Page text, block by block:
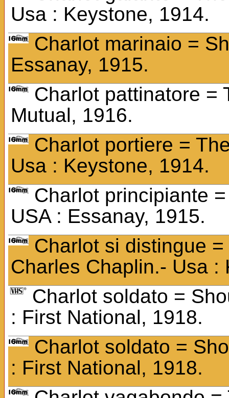
Usa : Keystone, 1914.
Charlot marinaio =
Essanay, 1915.
Charlot pattinatore =
Mutual, 1916.
Charlot portiere =
Usa : Keystone, 1914.
Charlot principiante
USA : Essanay, 1915.
Charlot si distingue
Charles Chaplin.- Usa :
Charlot soldato =
: First National, 1918.
Charlot soldato =
: First National, 1918.